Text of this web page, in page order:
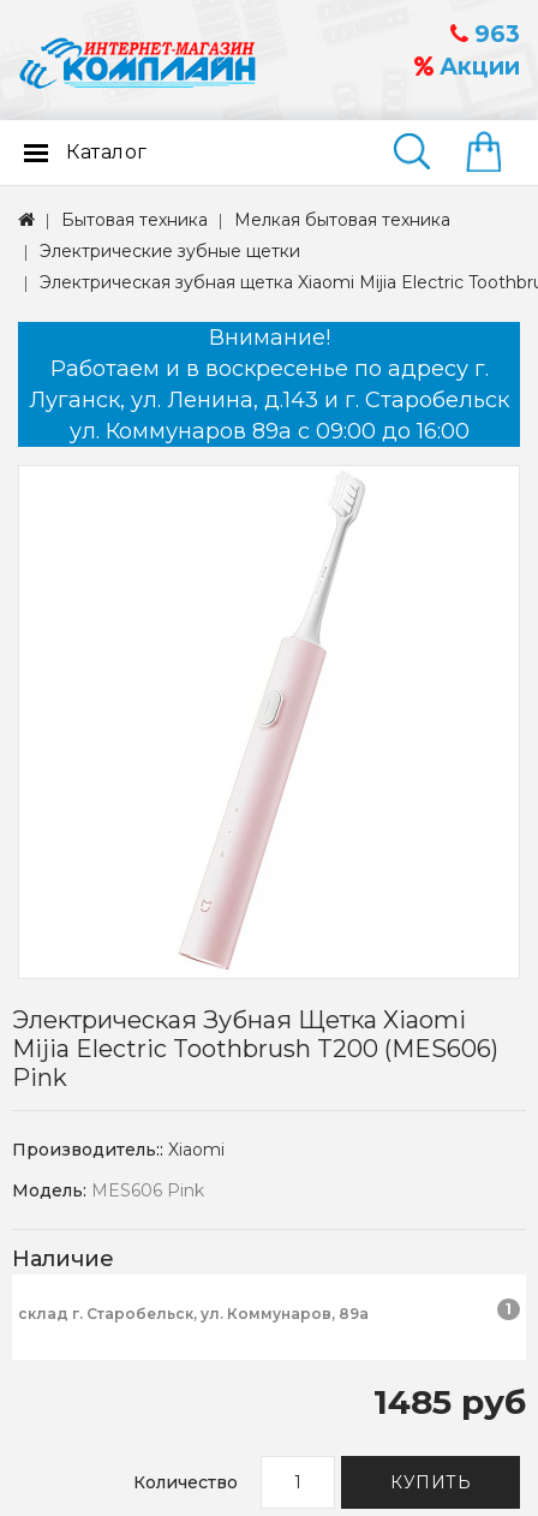
963
Акции
Найти
Каталог
Бытовая техника
Мелкая бытовая техника
Электрические зубные щетки
Электрическая зубная щетка Xiaomi Mijia Electric
Внимание!
Работаем и в воскресенье по адресу г.
Луганск, ул. Ленина, д.143 и г. Старобельск
ул. Коммунаров 89а с 09:00 до 16:00
Электрическая Зубная Щетка Xiaomi
Mijia Electric Toothbrush T200 (MES606)
Pink
Производитель:: Xiaomi
Модель: MES606 Pink
Наличие
склад г. Старобельск, ул. Коммунаров, 89а 1
1485 руб
Количество КУПИТЬ